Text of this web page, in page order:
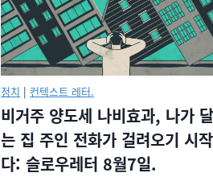
정치 | 컨텍스트 레터.
비거주 양도세 나비효과, 나가
는 집 주인 전화가 걸려오기 시
다: 슬로우레터 8월7일.